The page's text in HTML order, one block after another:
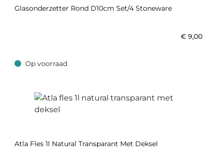
Glasonderzetter Rond D10cm Set/4 Stoneware
€ 9,00
Op voorraad
Op voorraad
Atla Fles 1l Natural Transparant Met Deksel